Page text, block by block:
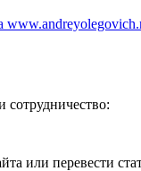
сотрудничество:
или перевести